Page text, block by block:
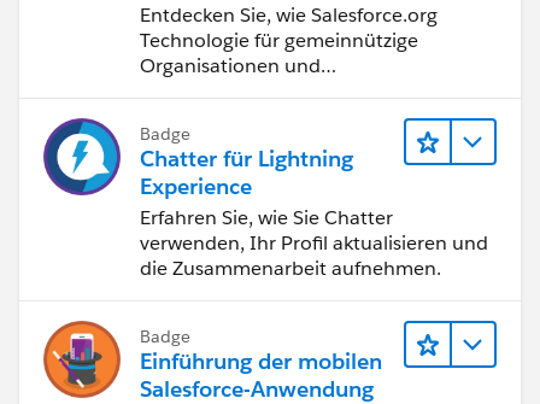
Entdecken Sie, wie Salesforce.org
Technologie für gemeinnützige
Organisationen und
Badge
Chatter für Lightning
Experience
Erfahren Sie, wie Sie Chatter
verwenden, Ihr Profil aktualisieren und
die Zusammenarbeit aufnehmen.
Badge
Einführung der mobilen
Salesforce-Anwendung